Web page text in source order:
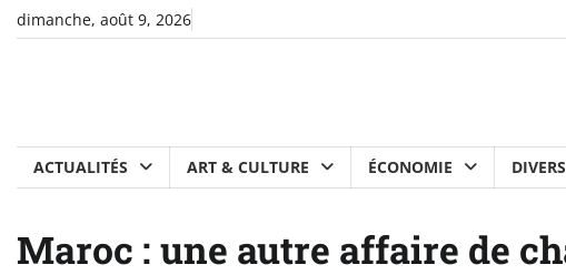
Skipdimanche, août 9, 2026
ACTUALITÉS ART & CULTURE ÉCONOMIE DIVERS
Maroc : une autre affaire de